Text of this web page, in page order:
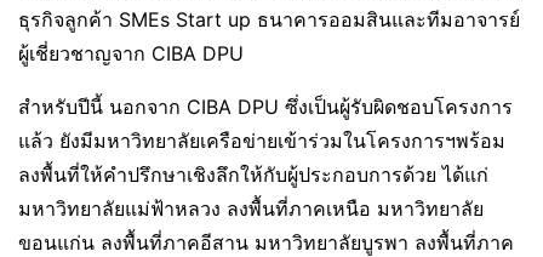
ธุรกิจลูกค้า SMEs Start up ธนาคารออมสินและทีมอาจารย์
ผู้เชี่ยวชาญจาก CIBA DPU
สำหรับปีนี้ นอกจาก CIBA DPU ซึ่งเป็นผู้รับผิดชอบโครงการ
แล้ว ยังมีมหาวิทยาลัยเครือข่ายเข้าร่วมในโครงการฯพร้อม
ลงพื้นที่ให้คำปรึกษาเชิงลึกให้กับผู้ประกอบการด้วย ได้แก่
มหาวิทยาลัยแม่ฟ้าหลวง ลงพื้นที่ภาคเหนือ มหาวิทยาลัย
ขอนแก่น ลงพื้นที่ภาคอีสาน มหาวิทยาลัยบูรพา ลงพื้นที่ภาค